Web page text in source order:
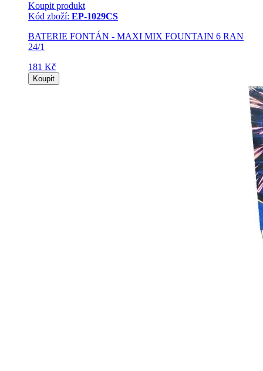
Koupit produkt
Kód zboží: EP-1029CS
BATERIE FONTÁN - MAXI MIX FOUNTAIN 6 RAN
24/1
181 Kč
Koupit